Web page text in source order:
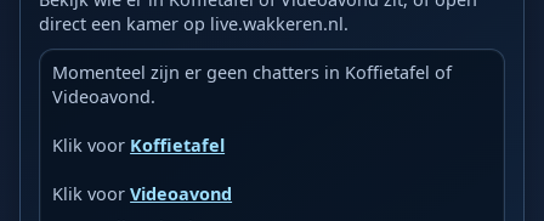
direct een kamer op live.wakkeren.nl.
Momenteel zijn er geen chatters in Koffietafel of
Videoavond.
Klik voor Koffietafel
Klik voorVideoavond